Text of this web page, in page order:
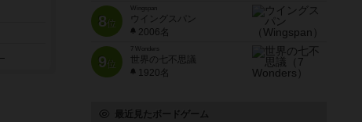
8位
Wingspan
ウイングスパン
2006名
9位
7 Wonders
世界の七不思議
1920名
最近見たボードゲーム